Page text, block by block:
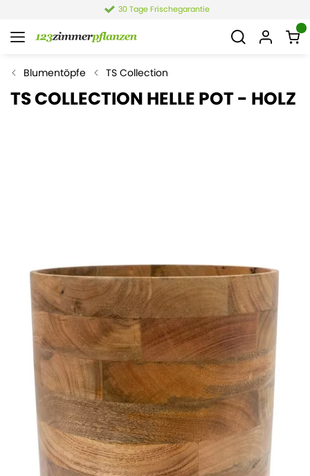
30 Tage Frischegarantie
Blumentöpfe TS Collection
TS COLLECTION HELLE POT - HOLZ